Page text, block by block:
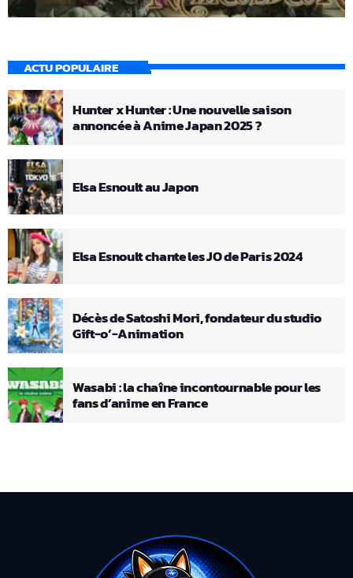
ACTU POPULAIRE
Hunter x Hunter : Une nouvelle saison
annoncée à Anime Japan 2025 ?
Elsa Esnoult au Japon
Elsa Esnoult chante les JO de Paris 2024
Décès de Satoshi Mori, fondateur du studio
Gift-o’-Animation
Wasabi : la chaîne incontournable pour les
fans d’anime en France